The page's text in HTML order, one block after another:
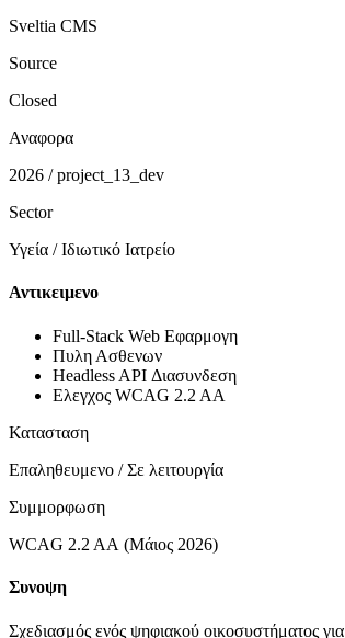
Sveltia CMS
Source
Closed
Αναφορα
2026 / project_13_dev
Sector
Υγεία / Ιδιωτικό Ιατρείο
Αντικειμενο
Full-Stack Web Εφαρμογη
Πυλη Ασθενων
Headless API Διασυνδεση
Ελεγχος WCAG 2.2 AA
Κατασταση
Επαληθευμενο / Σε λειτουργία
Συμμορφωση
WCAG 2.2 AA (Μάιος 2026)
Συνοψη
Σχεδιασμός ενός ψηφιακού οικοσυστήματος